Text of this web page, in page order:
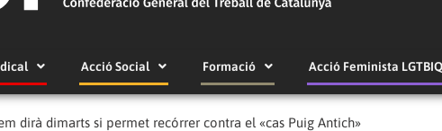
Acció Social Formació Acció Feminista
dirà dimarts si permet recórrer contra el «cas Puig Antich»